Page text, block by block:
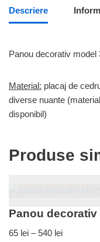
Descriere
Panou decorativ model
Material: placaj de
diverse nuante
disponibil)
Produse
Panou decorativ
65 lei – 540 lei